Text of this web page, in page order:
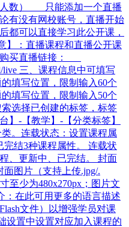
人数） 只能添加一个直播
有没有网校账号，直播开始
都可以直接学习此公开课，
：直播课程和直播公开课
购买直播链接：
live 三、课程信息中可填写
填写位置，限制输入60个
填写位置，限制输入50个
选择已创建的标签，标签
】-【教学】-【分类标签】
。连载状态：设置课程属
结3种课程属性。 连载状
、更新中、已完结。 封面
图片（支持上传.jpg/.
至少为480x270px；图片文
：在此可用更多的语言描述
文件）以增强学员对课
置中设置对应加入课程的